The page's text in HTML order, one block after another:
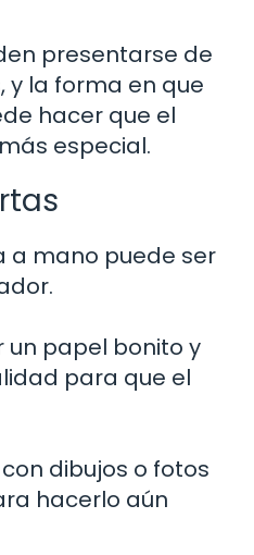
presentarse de
y la forma en que
hacer que el
especial.
a mano puede ser
un papel bonito y
para que el
dibujos o fotos
hacerlo aún